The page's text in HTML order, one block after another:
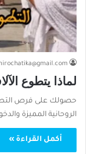
لماذا يتطوع
حصولك على فرص
الروحانية المميزة
أكمل القراءة »